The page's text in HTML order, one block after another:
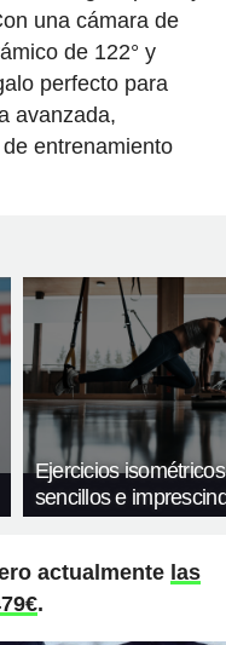
una cámara de
de 122° y
perfecto para
avanzada,
entrenamiento
Ejercicios
sencillos e
actualmente las
.